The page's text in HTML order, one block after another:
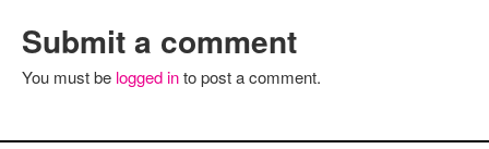
Submit a comment
You must be logged into post a comment.